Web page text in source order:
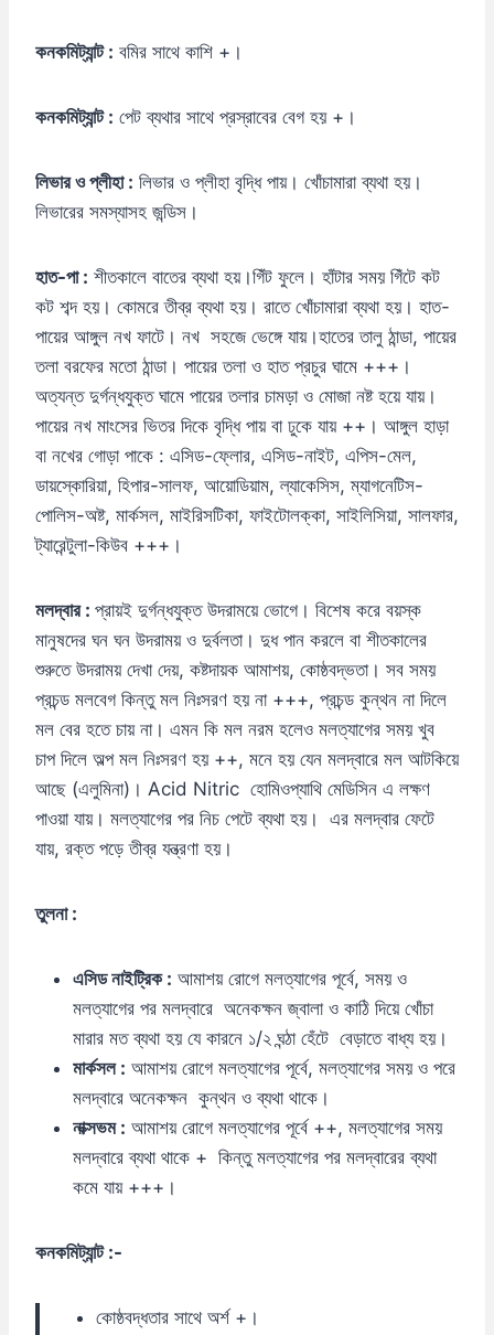
কনকমিট্যান্ট : বমির সাথে কাশি +।
কনকমিট্যান্ট : পেট ব্যথার সাথে প্রস্রাবের বেগ হয় +।
লিভারওপ্লীহা : লিভার ও প্লীহা বৃদ্ধি পায়। খোঁচামারা ব্যথা হয়।
লিভারের সমস্যাসহ জন্ডিস।
হাত-পা : শীতকালে বাতের ব্যথা হয়।গিঁট ফুলে। হাঁটার সময় গিঁটে কট
কট শব্দ হয়। কোমরে তীব্র ব্যথা হয়। রাতে খোঁচামারা ব্যথা হয়। হাত-
পায়ের আঙ্গুল নখ ফাটে। নখ সহজে ভেঙ্গে যায়।হাতের তালু ঠান্ডা, পায়ের
তলা বরফের মতো ঠান্ডা। পায়ের তলা ও হাত প্রচুর ঘামে +++।
অত্যন্ত দুর্গন্ধযুক্ত ঘামে পায়ের তলার চামড়া ও মোজা নষ্ট হয়ে যায়।
পায়ের নখ মাংসের ভিতর দিকে বৃদ্ধি পায় বা ঢুকে যায় ++। আঙ্গুল হাড়া
বা নখের গোড়া পাকে : এসিড-ফ্লোর, এসিড-নাইট, এপিস-মেল,
ডায়স্কোরিয়া, হিপার-সালফ, আয়োডিয়াম, ল্যাকেসিস, ম্যাগনেটিস-
পোলিস-অষ্ট, মার্কসল, মাইরিসটিকা, ফাইটোলক্কা, সাইলিসিয়া, সালফার,
ট্যারেন্টুলা-কিউব +++।
মলদ্বার : প্রায়ই দুর্গন্ধযুক্ত উদরাময়ে ভোগে। বিশেষ করে বয়স্ক
মানুষদের ঘন ঘন উদরাময় ও দুর্বলতা। দুধ পান করলে বা শীতকালের
শুরুতে উদরাময় দেখা দেয়, কষ্টদায়ক আমাশয়, কোষ্ঠবদ্ভতা। সব সময়
প্রচন্ড মলবেগ কিন্তু মল নিঃসরণ হয় না +++, প্রচন্ড কুন্থন না দিলে
মল বের হতে চায় না। এমন কি মল নরম হলেও মলত্যাগের সময় খুব
চাপ দিলে অল্প মল নিঃসরণ হয় ++, মনে হয় যেন মলদ্বারে মল আটকিয়ে
আছে (এলুমিনা)। Acid Nitric হোমিওপ্যাথি মেডিসিন এ লক্ষণ
পাওয়া যায়। মলত্যাগের পর নিচ পেটে ব্যথা হয়। এর মলদ্বার ফেটে
যায়, রক্ত পড়ে তীব্র যন্ত্রণা হয়।
তুলনা :
এসিডনাইট্রিক : আমাশয় রোগে মলত্যাগের পূর্বে, সময় ও
মলত্যাগের পর মলদ্বারে অনেকক্ষন জ্বালা ও কাঠি দিয়ে খোঁচা
মারার মত ব্যথা হয় যে কারনে ১/২ ঘন্ঠা হেঁটে বেড়াতে বাধ্য হয়।
মার্কসল : আমাশয় রোগে মলত্যাগের পূর্বে, মলত্যাগের সময় ও পরে
মলদ্বারে অনেকক্ষন কুন্থন ও ব্যথা থাকে।
নাক্সভম : আমাশয় রোগে মলত্যাগের পূর্বে ++, মলত্যাগের সময়
মলদ্বারে ব্যথা থাকে + কিন্তু মলত্যাগের পর মলদ্বারের ব্যথা
কমে যায় +++।
কনকমিট্যান্ট :-
কোষ্ঠবদ্ধতার সাথে অর্শ +।